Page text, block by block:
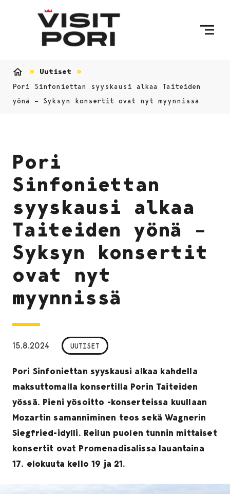
Uutiset
Pori Sinfoniettan syyskausi alkaa Taiteiden
yönä ­­­– Syksyn konsertit ovat nyt myynnissä
Pori
Sinfoniettan
syyskausi alkaa
Taiteiden yönä ­­­–
Syksyn konsertit
ovat nyt
myynnissä
15.8.2024 UUTISET
Pori Sinfoniettan syyskausi alkaa kahdella
maksuttomalla konsertilla Porin Taiteiden
yössä. Pieni yösoitto -konserteissa kuullaan
Mozartin samanniminen teos sekä Wagnerin
Siegfried-idylli. Reilun puolen tunnin mittaiset
konsertit ovat Promenadisalissa lauantaina
17. elokuuta kello 19 ja 21.